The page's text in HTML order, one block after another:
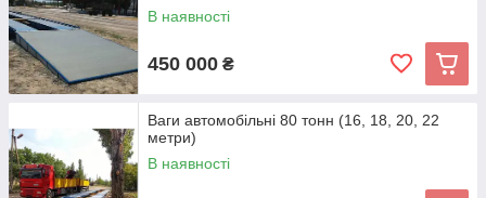
В наявності
450 000 ₴
Ваги автомобільні 80 тонн (16, 18, 20, 22
метри)
В наявності